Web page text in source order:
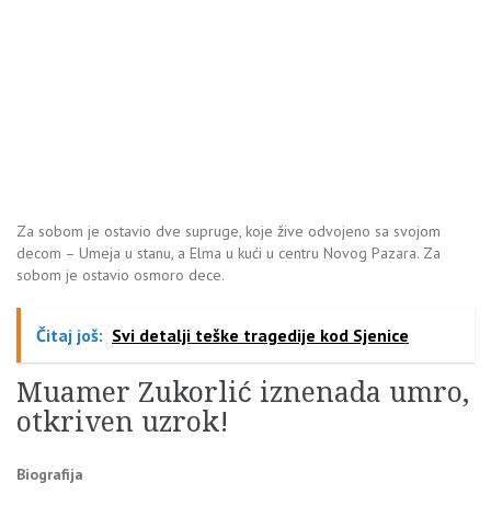
Za sobom je ostavio dve supruge, koje žive odvojeno sa svojom
decom – Umeja u stanu, a Elma u kući u centru Novog Pazara. Za
sobom je ostavio osmoro dece.
Čitaj još: Svi detalji teške tragedije kod Sjenice
Muamer Zukorlić iznenada umro,
otkriven uzrok!
Biografija